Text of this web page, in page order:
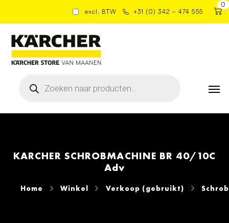
excl. BTW +31 (0) 342 – 474 555
0
zoeken
KARCHER SCHROBMACHINE BR 40/10C
Adv
Home Winkel Verkoop (gebruikt)